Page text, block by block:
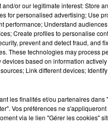
or our legitimate interest: Store
for personalised advertising; Use
performance; Understand
Create profiles to personalise
prevent and detect fraud, and
These technologies may process
based on information actively
Link different devices;
les finalités et/ou partenaires dans
Vos préférences ne
via le lien "Gérer les cookies"